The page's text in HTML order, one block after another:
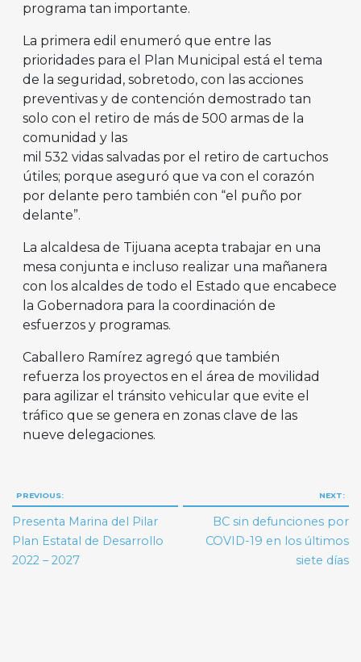
programa tan importante.
La primera edil enumeró que entre las
prioridades para el Plan Municipal está el tema
de la seguridad, sobretodo, con las acciones
preventivas y de contención demostrado tan
solo con el retiro de más de 500 armas de la
comunidad y las
mil 532 vidas salvadas por el retiro de cartuchos
útiles; porque aseguró que va con el corazón
por delante pero también con “el puño por
delante”.
La alcaldesa de Tijuana acepta trabajar en una
mesa conjunta e incluso realizar una mañanera
con los alcaldes de todo el Estado que encabece
la Gobernadora para la coordinación de
esfuerzos y programas.
Caballero Ramírez agregó que también
refuerza los proyectos en el área de movilidad
para agilizar el tránsito vehicular que evite el
tráfico que se genera en zonas clave de las
nueve delegaciones.
Navegación
de
entradas
PREVIOUS:
Presenta Marina del Pilar
Plan Estatal de Desarrollo
2022 – 2027
NEXT:
BC sin defunciones por
COVID-19 en los últimos
siete días